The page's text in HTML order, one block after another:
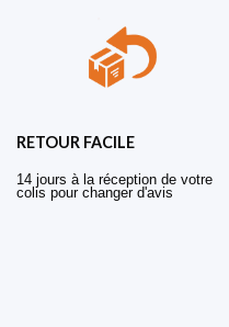
RETOUR FACILE
14 jours à la réception de votre
colis pour changer d'avis